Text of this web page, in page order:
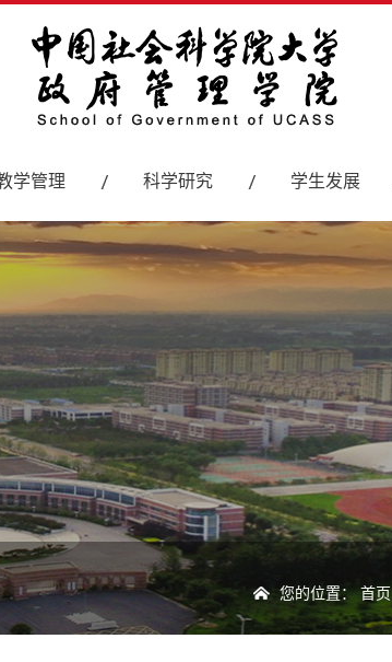
学管理 科学研究 学生发展
您的位置： 首页